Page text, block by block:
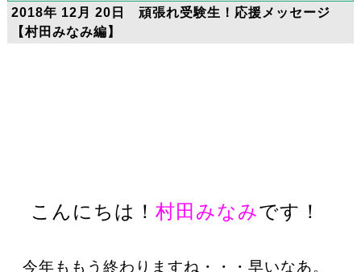
2018年 12月 20日 頑張れ受験生！応援メッセージ
【村田みなみ編】
こんにちは！村田みなみです！
今年ももう終わりますね・・・早いなあ。